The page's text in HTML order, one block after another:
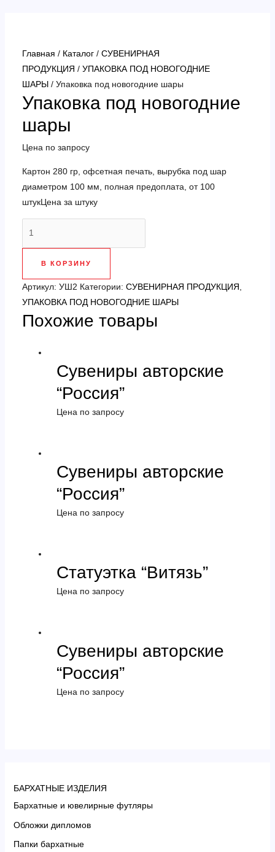
БАРХАТНЫЕ ИЗДЕЛИЯ
Бархатные и ювелирные футляры
Обложки дипломов
Папки бархатные
Главная / Каталог/ СУВЕНИРНАЯ
ПРОДУКЦИЯ / УПАКОВКА ПОД НОВОГОДНИЕ
ШАРЫ/ Упаковка под новогодние шары
Упаковка под новогодние
шары
Цена по запросу
Картон 280 гр, офсетная печать, вырубка под шар
диаметром 100 мм, полная предоплата, от 100
штукЦена за штуку
новогодние
шары
В КОРЗИНУ
Артикул: УШ2 Категории: СУВЕНИРНАЯ ПРОДУКЦИЯ
УПАКОВКА ПОД НОВОГОДНИЕ ШАРЫ
Похожие товары
Сувениры авторские
“Россия”
Цена по запросу
Сувениры авторские
“Россия”
Цена по запросу
Статуэтка “Витязь”
Цена по запросу
Сувениры авторские
“Россия”
Цена по запросу